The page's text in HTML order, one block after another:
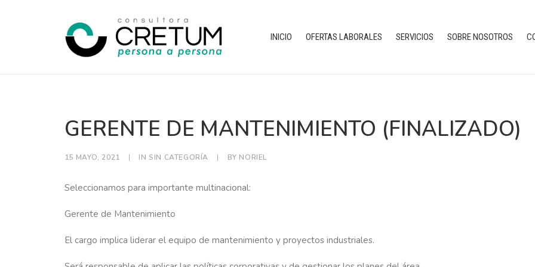
INICIO OFERTAS LABORALES SERVICIOS SOBRE NOSOTROS
GERENTE DE MANTENIMIENTO (FINALIZADO)
15 MAYO, 2021 | IN SIN CATEGORÍA | BY NORIEL
Seleccionamos para importante multinacional:
Gerente de Mantenimiento
El cargo implica liderar el equipo de mantenimiento y proyectos industriales.